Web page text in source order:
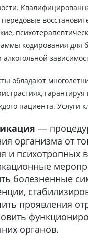
передовые
кодирования для
алкогольной
обладают
пациента. Услуги
—
организма от
и психотропных
болезненные
проявления
органов.